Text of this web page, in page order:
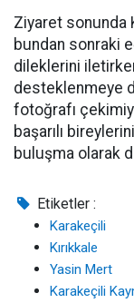
Ziyaret sonunda
bundan sonraki
dileklerini
desteklenmeye
fotoğrafı
başarılı
buluşma olarak
Etiketler :
Karakeçili
Kırıkkale
Yasin Mert
Karakeçili